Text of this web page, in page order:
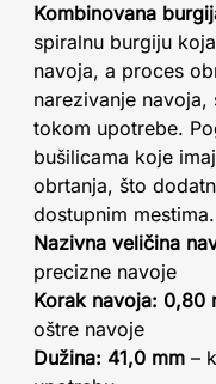
Kombinovana
spiralnu burgiju
navoja, a proces
narezivanje
tokom upotrebe.
bušilicama koje
obrtanja, što
dostupnim mestima.
Nazivna veličina
precizne navoje
Korak navoja: 0,80
oštre navoje
Dužina: 41,0 mm –